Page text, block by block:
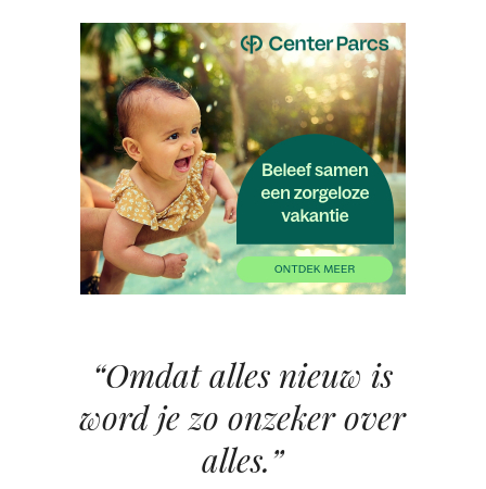
“Omdat alles nieuw is
word je zo onzeker over
alles.”